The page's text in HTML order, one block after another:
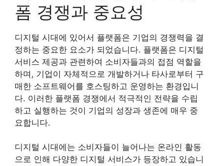
폼 경쟁과 중요성
디지털 시대에 있어서 플랫폼은 기업의 경쟁력을 결
정하는 중요한 요소가 되었습니다. 플랫폼은 디지털
서비스 제공과 관련하여 소비자들과의 접점 역할을
하며, 기업이 자체적으로 개발하거나 타사로부터 구
매한 소프트웨어를 호스팅하고 운영하는 환경입니
다. 이러한 플랫폼 경쟁에서 적극적인 전략을 수립
하고 실행하는 것이 기업의 성장과 생존에 매우 중
요합니다.
디지털 시대에는 소비자들이 늘어나는 온라인 활동
으로 인해 다양한 디지털 서비스가 등장하고 있습니